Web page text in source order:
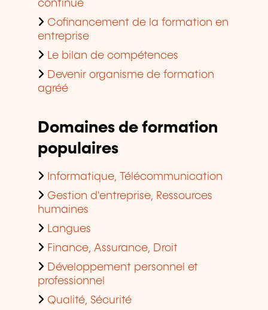
continue
Cofinancement de la formation en
entreprise
Le bilan de compétences
Devenir organisme de formation
agréé
Domaines de formation
populaires
Informatique, Télécommunication
Gestion d'entreprise, Ressources
humaines
Langues
Finance, Assurance, Droit
Développement personnel et
professionnel
Qualité, Sécurité